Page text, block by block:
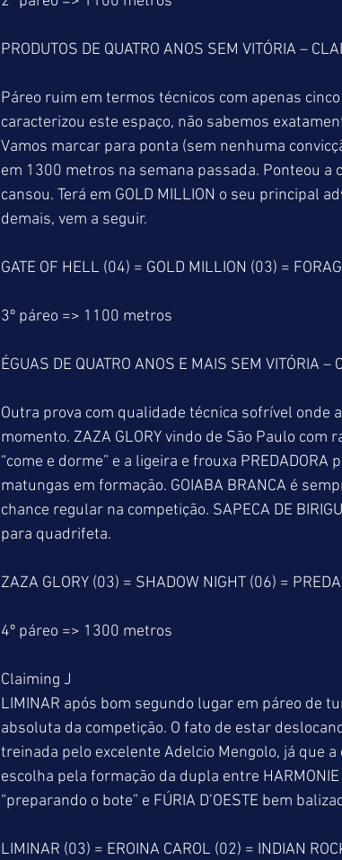
PRODUTOS DE QUATRO ANOS SEM VITÓRIA –
Páreo ruim em termos técnicos com apenas
caracterizou este espaço, não sabemos
Vamos marcar para ponta (sem nenhuma
em 1300 metros na semana passada. Ponteou
cansou. Terá em GOLD MILLION o seu principal
demais, vem a seguir.
GATE OF HELL (04) = GOLD MILLION (03) =
3º páreo => 1100 metros
ÉGUAS DE QUATRO ANOS E MAIS SEM VITÓRIA –
Outra prova com qualidade técnica sofrível onde
momento. ZAZA GLORY vindo de São Paulo com
“come e dorme” e a ligeira e frouxa
matungas em formação. GOIABA BRANCA é
chance regular na competição. SAPECA DE
para quadrifeta.
ZAZA GLORY (03) = SHADOW NIGHT (06) =
4º páreo => 1300 metros
Claiming J
LIMINAR após bom segundo lugar em páreo de
absoluta da competição. O fato de estar
treinada pelo excelente Adelcio Mengolo, já que
escolha pela formação da dupla entre
“preparando o bote” e FÚRIA D’OESTE bem
LIMINAR (03) = EROINA CAROL (02) = INDIAN